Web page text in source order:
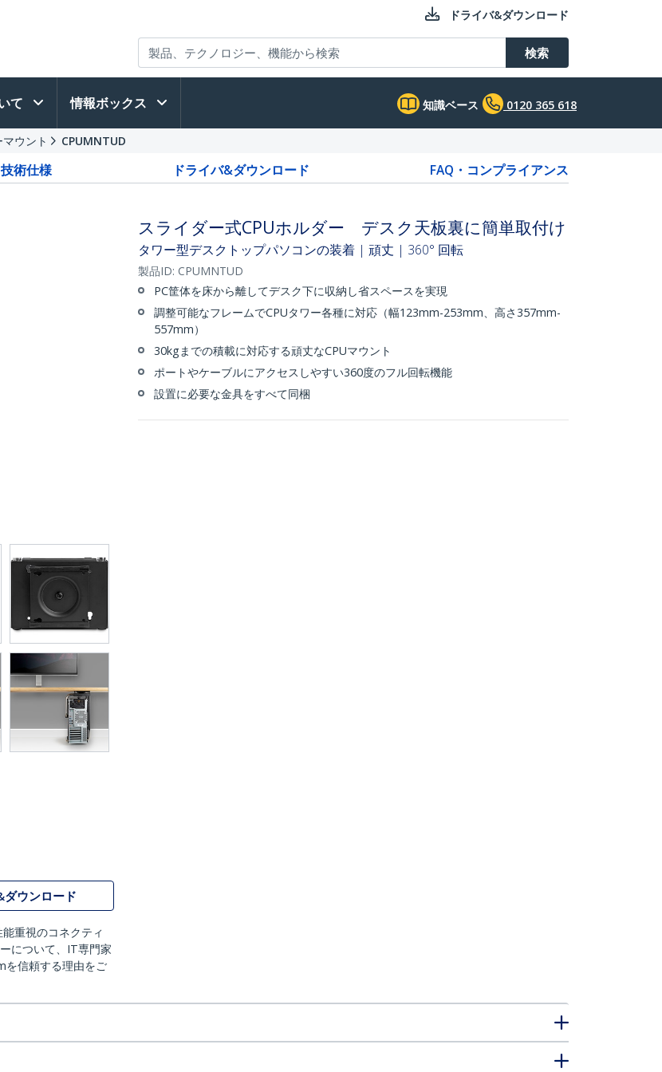
ドライバ&ダウンロード
検索
て 情報ボックス 知識ベース 0120 365 618
ウント CPUMNTUD
技術仕様 ドライバ&ダウンロード
FAQ・コンプライアンス
ダウンロード
能重視のコネクティ
について、IT専門家
信頼する理由をご
スライダー式CPUホルダー デスク天板裏に簡単取付け
タワー型デスクトップパソコンの装着 | 頑丈 | 360° 回転
製品ID: CPUMNTUD
PC筐体を床から離してデスク下に収納し省スペースを実現
調整可能なフレームでCPUタワー各種に対応（幅123mm-253mm、高さ357mm-
557mm）
30kgまでの積載に対応する頑丈なCPUマウント
ポートやケーブルにアクセスしやすい360度のフル回転機能
設置に必要な金具をすべて同梱